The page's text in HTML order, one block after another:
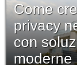
Come
privacy
con
moderne